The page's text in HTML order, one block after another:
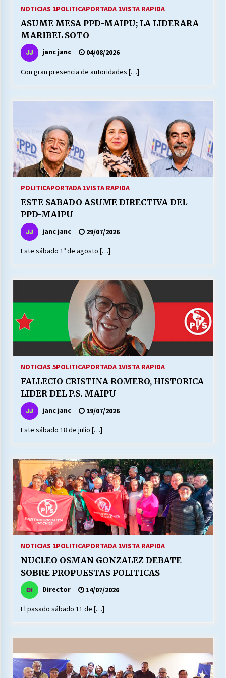
MUNICIPALIDAD, TRABAJADORES, CLIMA
LABORAL:
13/07/2026
Escuela hospitalaria El Carmen de Maipu.
¿Qué habrían dicho?
23/06/2026
VOLVER A SER ALTERNATIVA
16/06/2026
MUNICIPALIDADES, HONORARIOS, DESPIDOS
S.O.S. a los ricos, Save Our Souls (Salvar
Nuestras Almas)
30/04/2026
¿Asesores con doble sueldo?
Chile y sus segmentos de la riqueza
06/04/2026
NOTICIAS 1POLITICAPORTADA 1VISTA RAPIDA
ASUME MESA PPD-MAIPU; LA LIDERARA
MARIBEL SOTO
janc janc 04/08/2026
Con gran presencia de autoridades […]
POLITICAPORTADA 1VISTA RAPIDA
ESTE SABADO ASUME DIRECTIVA DEL
PPD-MAIPU
janc janc 29/07/2026
Este sábado 1º de agosto […]
NOTICIAS 5POLITICAPORTADA 1VISTA RAPIDA
FALLECIO CRISTINA ROMERO, HISTORICA
LIDER DEL P.S. MAIPU
janc janc 19/07/2026
Este sábado 18 de julio […]
NOTICIAS 1POLITICAPORTADA 1VISTA RAPIDA
NUCLEO OSMAN GONZALEZ DEBATE
SOBRE PROPUESTAS POLITICAS
Director 14/07/2026
El pasado sábado 11 de […]